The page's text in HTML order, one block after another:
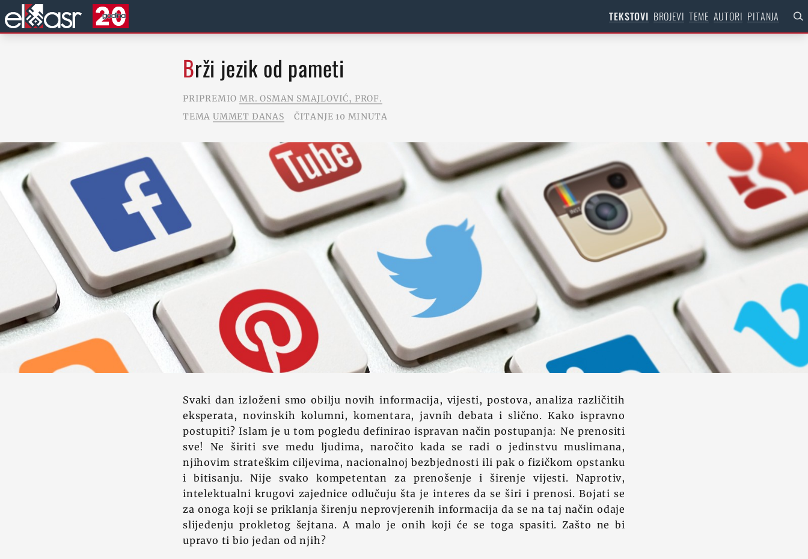
TEKSTOVI BROJEVI TEME AUTORI PITANJA
Brži jezik od pameti
PRIPREMIO MR. OSMAN SMAJLOVIĆ, PROF.
TEMA UMMET DANAS ČITANJE 10 MINUTA
Svaki dan izloženi smo obilju novih informacija, vijesti, postova, analiza različitih
eksperata, novinskih kolumni, komentara, javnih debata i slično. Kako ispravno
postupiti? Islam je u tom pogledu definirao ispravan način postupanja: Ne prenositi
sve! Ne širiti sve među ljudima, naročito kada se radi o jedinstvu muslimana,
njihovim strateškim ciljevima, nacionalnoj bezbjednosti ili pak o fizičkom opstanku
i bitisanju. Nije svako kompetentan za prenošenje i širenje vijesti. Naprotiv,
intelektualni krugovi zajednice odlučuju šta je interes da se širi i prenosi. Bojati se
za onoga koji se priklanja širenju neprovjerenih informacija da se na taj način odaje
slijeđenju prokletog šejtana. A malo je onih koji će se toga spasiti. Zašto ne bi
upravo ti bio jedan od njih?